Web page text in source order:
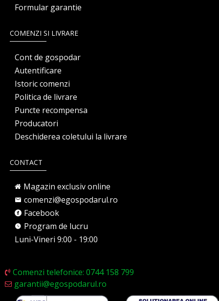
Formular garantie
COMENZI SI LIVRARE
Cont de gospodar
Autentificare
Istoric comenzi
Politica de livrare
Puncte recompensa
Producatori
Deschiderea coletului la livrare
CONTACT
Magazin exclusiv online
comenzi@egospodarul.ro
Facebook
Program de lucru
Luni-Vineri 9:00 - 19:00
Comenzi telefonice: 0744 158 799
garantii@egospodarul.ro